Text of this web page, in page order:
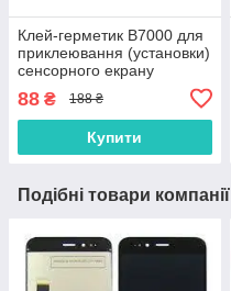
Клей-герметик B7000 для
приклеювання (установки)
сенсорного екрану
(модуля) 15 мл
88 ₴ 188 ₴
Купити
Подібні товари компанії